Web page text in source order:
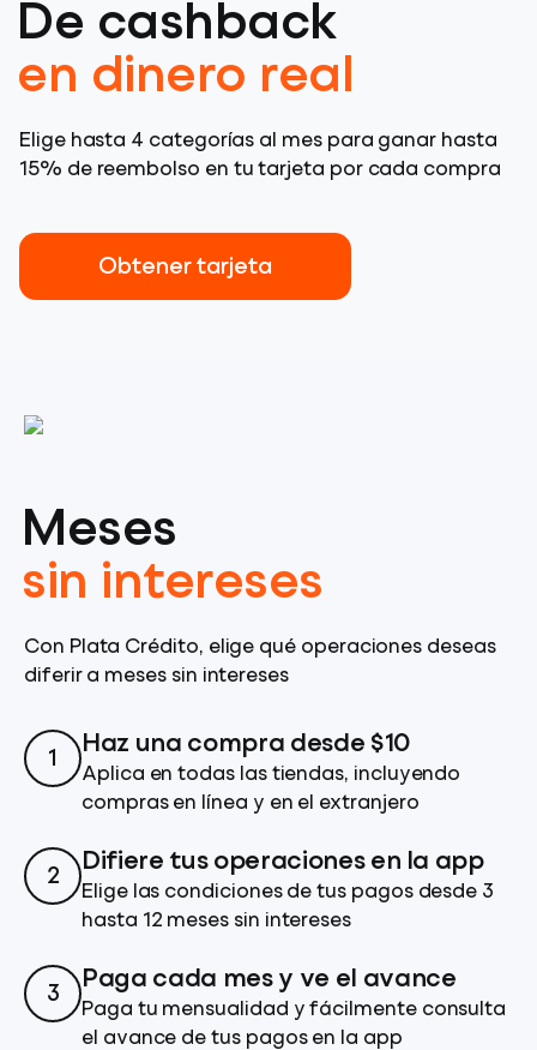
De cashback
en dinero real
Elige hasta 4 categorías al mes para ganar hasta
15% de reembolso en tu tarjeta por cada compra
Obtener tarjeta
Meses
sin intereses
Con Plata Crédito, elige qué operaciones deseas
diferir a meses sin intereses
1
Haz una compra desde $10
Aplica en todas las tiendas, incluyendo
compras en línea y en el extranjero
2
Difiere tus operaciones en la app
Elige las condiciones de tus pagos desde 3
hasta 12 meses sin intereses
3
Paga cada mes y ve el avance
Paga tu mensualidad y fácilmente consulta
el avance de tus pagos en la app